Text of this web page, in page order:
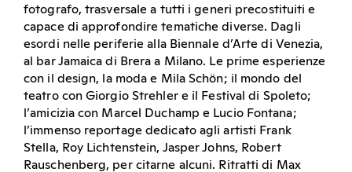
fotografo, trasversale a tutti i generi precostituiti e
capace di approfondire tematiche diverse. Dagli
esordi nelle periferie alla Biennale d’Arte di Venezia,
al bar Jamaica di Brera a Milano. Le prime esperienze
con il design, la moda e Mila Schön; il mondo del
teatro con Giorgio Strehler e il Festival di Spoleto;
l’amicizia con Marcel Duchamp e Lucio Fontana;
l’immenso reportage dedicato agli artisti Frank
Stella, Roy Lichtenstein, Jasper Johns, Robert
Rauschenberg, per citarne alcuni. Ritratti di Max